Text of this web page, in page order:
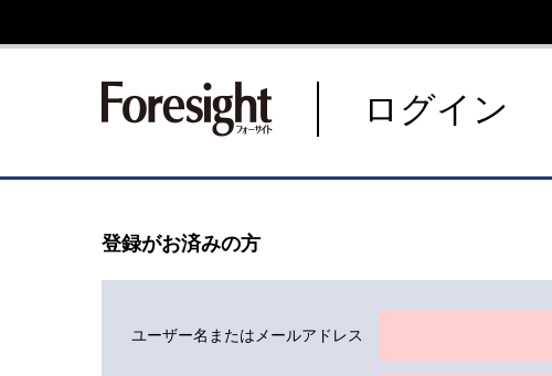
新潮社 Foresight フォーサイト
ログイン
登録がお済みの方
ユーザー名またはメールアドレス